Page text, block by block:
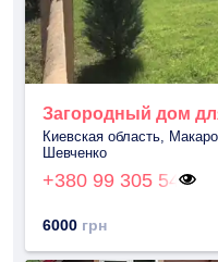
Загородный дом
Киевская область,
Шевченко
+380 99 305 54
6000 грн